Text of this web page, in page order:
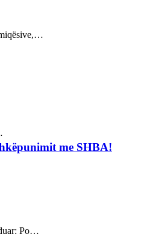
me SHBA!
Po…